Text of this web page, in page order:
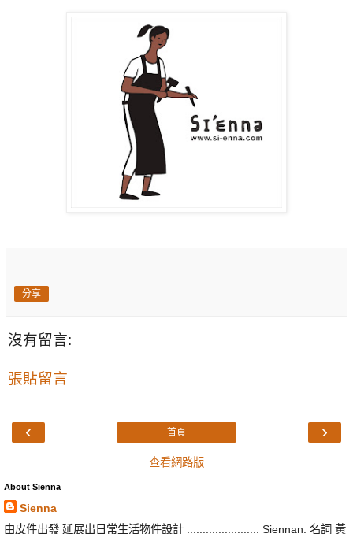
分享
沒有留言:
張貼留言
‹ ›
首頁
查看網路版
About Sienna
Sienna
由皮件出發 延展出日常生活物件設計 ....................... Siennan. 名詞 黃